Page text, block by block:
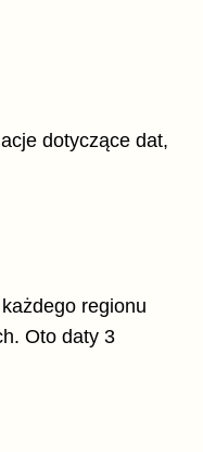
dotyczące dat,
regionu
Oto daty 3